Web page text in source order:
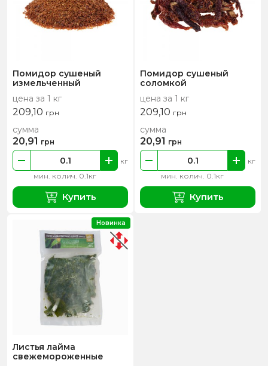
Помидор сушеный
измельченный
цена за 1 кг
209,10 грн
мин. колич. 0.1кг
кг
сумма
20,91 грн
Купить
Помидор сушеный
соломкой
цена за 1 кг
209,10 грн
мин. колич. 0.1кг
кг
сумма
20,91 грн
Купить
Листья лайма
свежемороженные
Новинка